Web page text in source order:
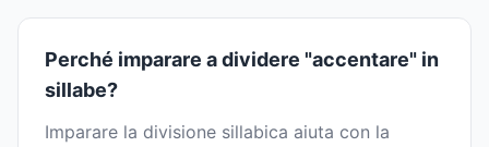
Perché imparare a dividere "accentare" in
sillabe?
Imparare la divisione sillabica aiuta con la